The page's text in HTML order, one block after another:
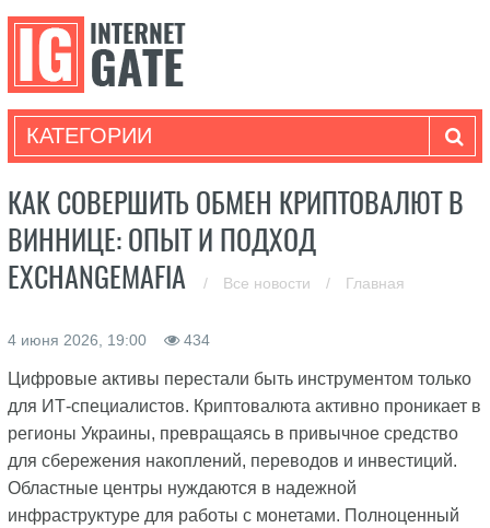
КАТЕГОРИИ
КАК СОВЕРШИТЬ ОБМЕН КРИПТОВАЛЮТ В
ВИННИЦЕ: ОПЫТ И ПОДХОД
EXCHANGEMAFIA
/ Все новости / Главная
4 июня 2026, 19:00 434
Цифровые активы перестали быть инструментом только
для ИТ-специалистов. Криптовалюта активно проникает в
регионы Украины, превращаясь в привычное средство
для сбережения накоплений, переводов и инвестиций.
Областные центры нуждаются в надежной
инфраструктуре для работы с монетами. Полноценный